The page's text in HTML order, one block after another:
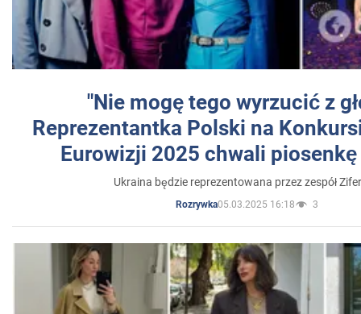
"Nie mogę tego wyrzucić z
Reprezentantka Polski na
Eurowizji 2025 chwali
Ukraina będzie reprezentowana przez zespół
Rozrywka05.03.2025 16:18 3